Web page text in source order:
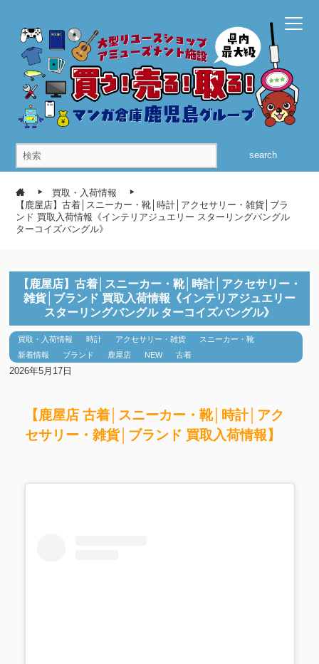
search
買取・入荷情報
【鹿屋店】古着│スニーカー・靴│時計│アクセサリー・雑貨│ブラ
ンド 買取入荷情報《インテリアジュエリー スターリングバングル
ターコイズバングル》
【鹿屋店】古着│スニーカー・靴│時計│アクセサリー・
雑貨│ブランド 買取入荷情報《インテリアジュエリー
スターリングバングル ターコイズバングル》
買取・入荷情報 時計 アクセサリー・雑貨
スニーカー・靴
新着情報
ブランド 鹿屋店 NEW 古着
2026年5月17日
【鹿屋店 古着│スニーカー・靴│時計│アク
セサリー・雑貨│ブランド 買取入荷情報】